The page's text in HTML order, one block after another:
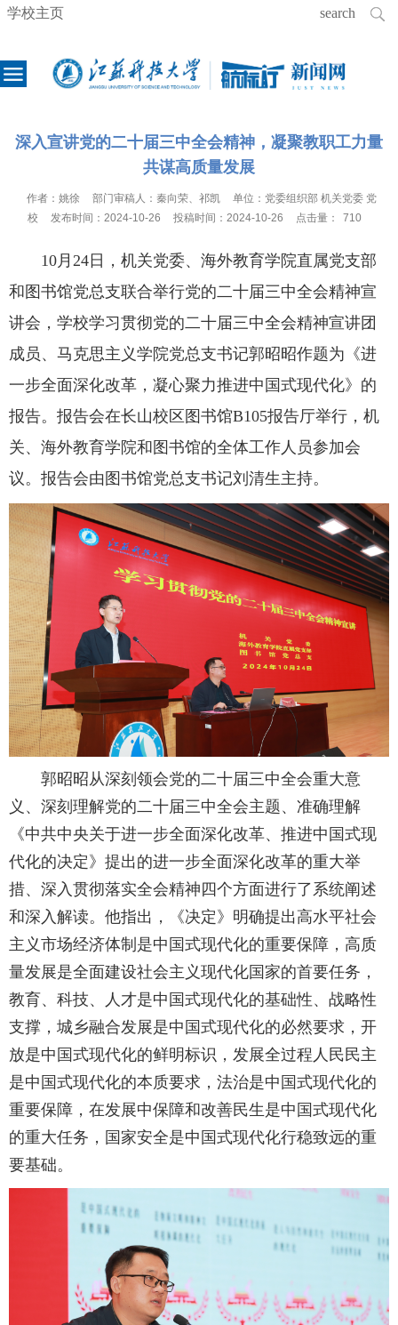
学校主页
深入宣讲党的二十届三中全会精神，凝聚教职工力量
共谋高质量发展
作者： 姚徐 部门审稿人： 秦向荣、祁凯 单位： 党委组织部 机关党委 党
校
发布时间： 2024-10-26 投稿时间： 2024-10-26 点击量： 710
10月24日，机关党委、海外教育学院直属党支部
和图书馆党总支联合举行党的二十届三中全会精神宣
讲会，学校学习贯彻党的二十届三中全会精神宣讲团
成员、马克思主义学院党总支书记郭昭昭作题为《进
一步全面深化改革，凝心聚力推进中国式现代化》的
报告。报告会在长山校区图书馆B105报告厅举行，机
关、海外教育学院和图书馆的全体工作人员参加会
议。报告会由图书馆党总支书记刘清生主持。
郭昭昭从深刻领会党的二十届三中全会重大意
义、深刻理解党的二十届三中全会主题、准确理解
《中共中央关于进一步全面深化改革、推进中国式现
代化的决定》提出的进一步全面深化改革的重大举
措、深入贯彻落实全会精神四个方面进行了系统阐述
和深入解读。他指出，《决定》明确提出高水平社会
主义市场经济体制是中国式现代化的重要保障，高质
量发展是全面建设社会主义现代化国家的首要任务，
教育、科技、人才是中国式现代化的基础性、战略性
支撑，城乡融合发展是中国式现代化的必然要求，开
放是中国式现代化的鲜明标识，发展全过程人民民主
是中国式现代化的本质要求，法治是中国式现代化的
重要保障，在发展中保障和改善民生是中国式现代化
的重大任务，国家安全是中国式现代化行稳致远的重
要基础。